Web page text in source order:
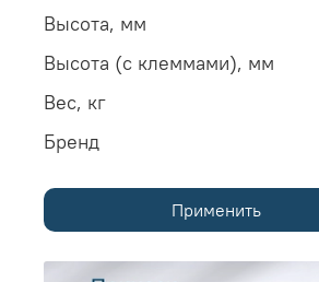
Высота, мм
Высота (с клеммами), мм
Вес, кг
Бренд
Применить